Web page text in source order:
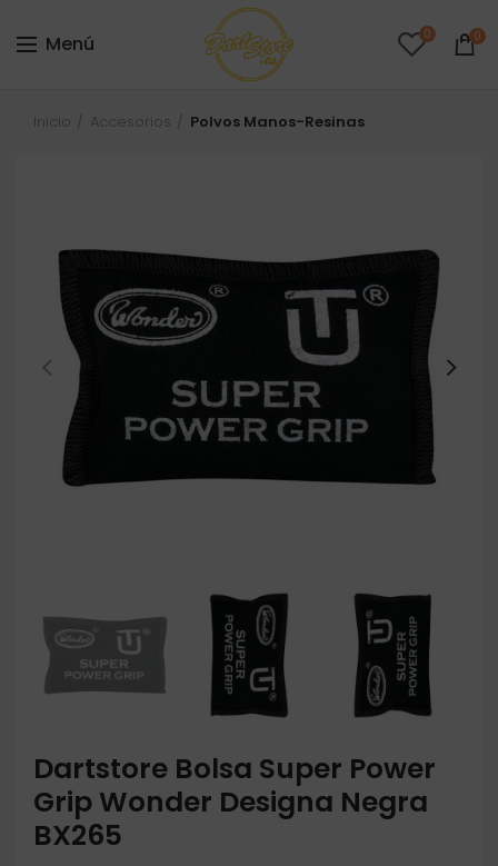
Menú 0 0
Inicio Accesorios Polvos Manos-Resinas
Dartstore Bolsa Super Power
Grip Wonder Designa Negra
BX265